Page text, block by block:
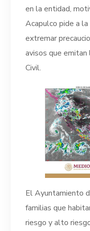
en la entidad,
Acapulco pide a
extremar
avisos que
Civil.
El Ayuntamiento
familias que
riesgo y alto